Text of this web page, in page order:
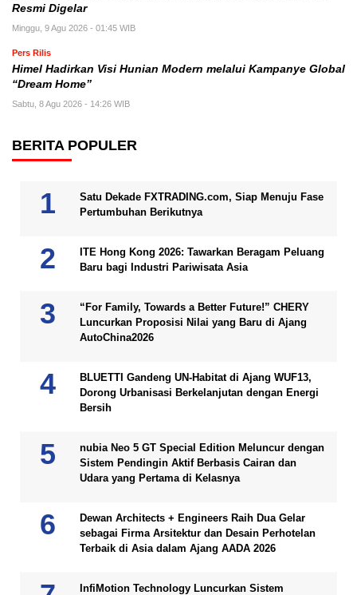
Resmi Digelar
Minggu, 9 Agu 2026 - 01:45 WIB
Pers Rilis
Himel Hadirkan Visi Hunian Modern melalui Kampanye Global
“Dream Home”
Sabtu, 8 Agu 2026 - 14:26 WIB
BERITA POPULER
Satu Dekade FXTRADING.com, Siap Menuju Fase
Pertumbuhan Berikutnya
ITE Hong Kong 2026: Tawarkan Beragam Peluang
Baru bagi Industri Pariwisata Asia
“For Family, Towards a Better Future!” CHERY
Luncurkan Proposisi Nilai yang Baru di Ajang
AutoChina2026
BLUETTI Gandeng UN-Habitat di Ajang WUF13,
Dorong Urbanisasi Berkelanjutan dengan Energi
Bersih
nubia Neo 5 GT Special Edition Meluncur dengan
Sistem Pendingin Aktif Berbasis Cairan dan
Udara yang Pertama di Kelasnya
Dewan Architects + Engineers Raih Dua Gelar
sebagai Firma Arsitektur dan Desain Perhotelan
Terbaik di Asia dalam Ajang AADA 2026
InfiMotion Technology Luncurkan Sistem